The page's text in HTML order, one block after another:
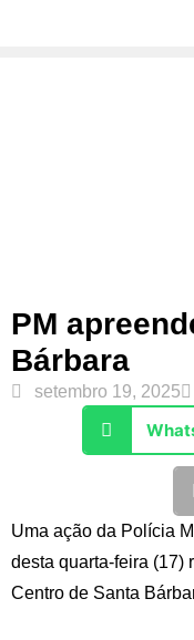
PM
Bárbara
setembro 19, 2025
Uma ação da Polícia
desta quarta-feira (17)
Centro de Santa